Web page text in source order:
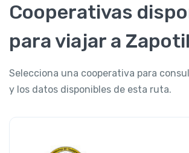
Cooperativas
para viajar a
Selecciona una cooperativa para
y los datos disponibles de esta ruta.